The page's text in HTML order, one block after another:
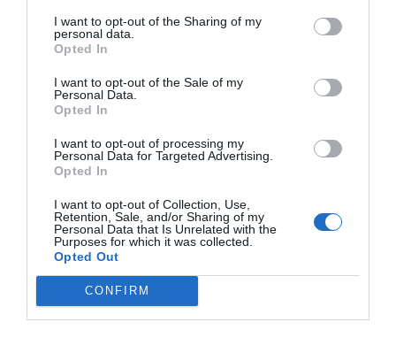
I want to opt-out of the Sharing of my
personal data.
Opted In
I want to opt-out of the Sale of my
Personal Data.
Opted In
I want to opt-out of processing my
Personal Data for Targeted Advertising.
Opted In
I want to opt-out of Collection, Use,
Retention, Sale, and/or Sharing of my
Personal Data that Is Unrelated with the
Purposes for which it was collected.
Opted Out
CONFIRM
junto con FEDER hace que hablar de Sanofi Genzyme
sea hablar de compromiso con las enfermedades raras y
AñadirEl Farmacéutico
de Google de forma gratuita
Mantente informado con las últimas noticias de actualidad.
ACTIVAR AHORA
enfermedades raras